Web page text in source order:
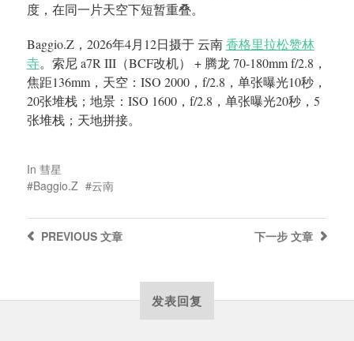
度，在同一片天空下短暂重叠。
Baggio.Z，2026年4月12日摄于 云南香格里拉松赞林
寺。索尼 a7R III（BCF改机） + 腾龙 70-180mm f/2.8，
焦距136mm，天空：ISO 2000，f/2.8，单张曝光10秒，
20张堆栈；地景：ISO 1600，f/2.8，单张曝光20秒，5
张堆栈；天地拼接。
In 彗星
Baggio.Z
云南
下一步 文章
PREVIOUS文章
发表回复